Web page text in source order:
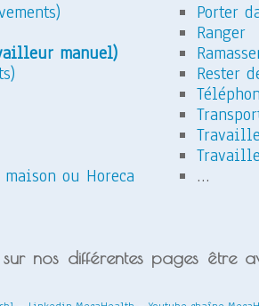
manuel)
ou Horeca
Porter
Ranger
Rester
…
nos différentes pages être